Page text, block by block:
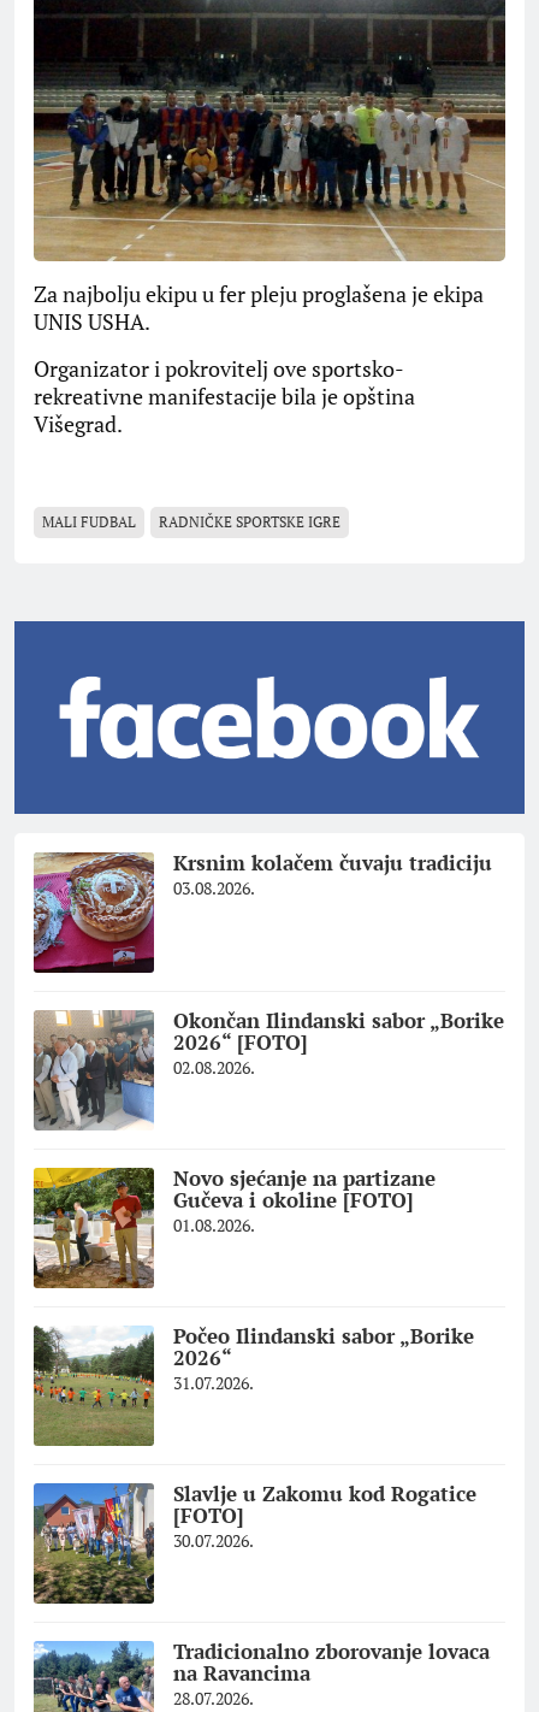
Za najbolju ekipu u fer pleju proglašena je ekipa
UNIS USHA.
Organizator i pokrovitelj ove sportsko-
rekreativne manifestacije bila je opština
Višegrad.
MALI FUDBAL RADNIČKE SPORTSKE IGRE
Krsnim kolačem čuvaju tradiciju
03.08.2026.
Okončan Ilindanski sabor „Borike
2026“ [FOTO]
02.08.2026.
Novo sjećanje na partizane
Gučeva i okoline [FOTO]
01.08.2026.
Počeo Ilindanski sabor „Borike
2026“
31.07.2026.
Slavlje u Zakomu kod Rogatice
[FOTO]
30.07.2026.
Tradicionalno zborovanje lovaca
na Ravancima
28.07.2026.